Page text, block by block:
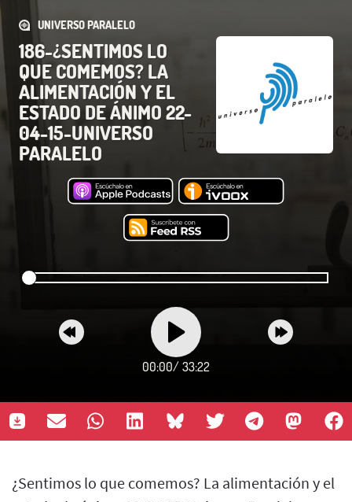
UNIVERSO PARALELO
186-¿SENTIMOS LO
QUE COMEMOS? LA
ALIMENTACIÓN Y EL
ESTADO DE ÁNIMO 22-
04-15-UNIVERSO
PARALELO
00:00/ 33:22
¿Sentimos lo que comemos? La alimentación y el